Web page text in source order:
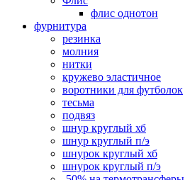
флис однотон
фурнитура
резинка
молния
нитки
кружево эластичное
воротники для футболок
тесьма
подвяз
шнур круглый хб
шнур круглый п/э
шнурок круглый хб
шнурок круглый п/э